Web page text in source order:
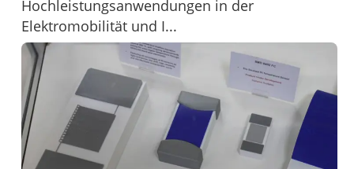
Hochleistungsanwendungen in der
Elektromobilität und I...